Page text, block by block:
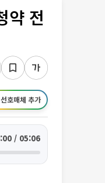
약 전
호매체 추가
/ 05:06